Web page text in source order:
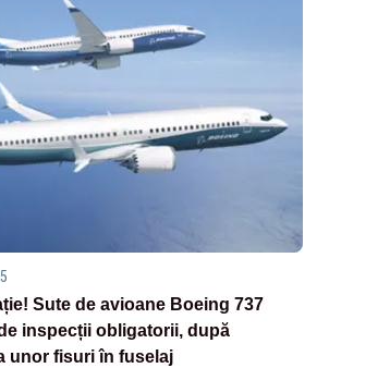
Sute de avioane Boeing 737
inspecții obligatorii, după
unor fisuri în fuselaj